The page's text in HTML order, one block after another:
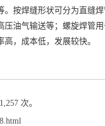
按焊缝形状可分为直缝
油气输送等；螺旋焊管
，成本低，发展较快。
次。